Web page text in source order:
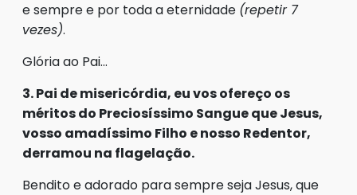
e sempre e por toda a eternidade (repetir 7
vezes).
Glória ao Pai…
3. Pai de misericórdia, eu vos ofereço os
méritos do Preciosíssimo Sangue que Jesus,
vosso amadíssimo Filho e nosso Redentor,
derramou na flagelação.
Bendito e adorado para sempre seja Jesus, que